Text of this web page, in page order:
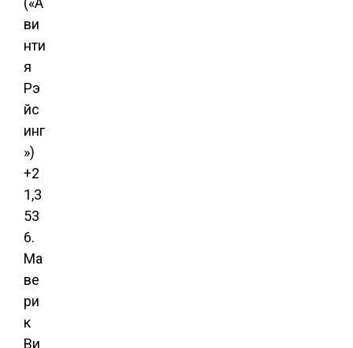
ви
нти
я
Рэ
йс
инг
»)
+2
1,3
53
6.
Ма
ве
ри
к
Ви